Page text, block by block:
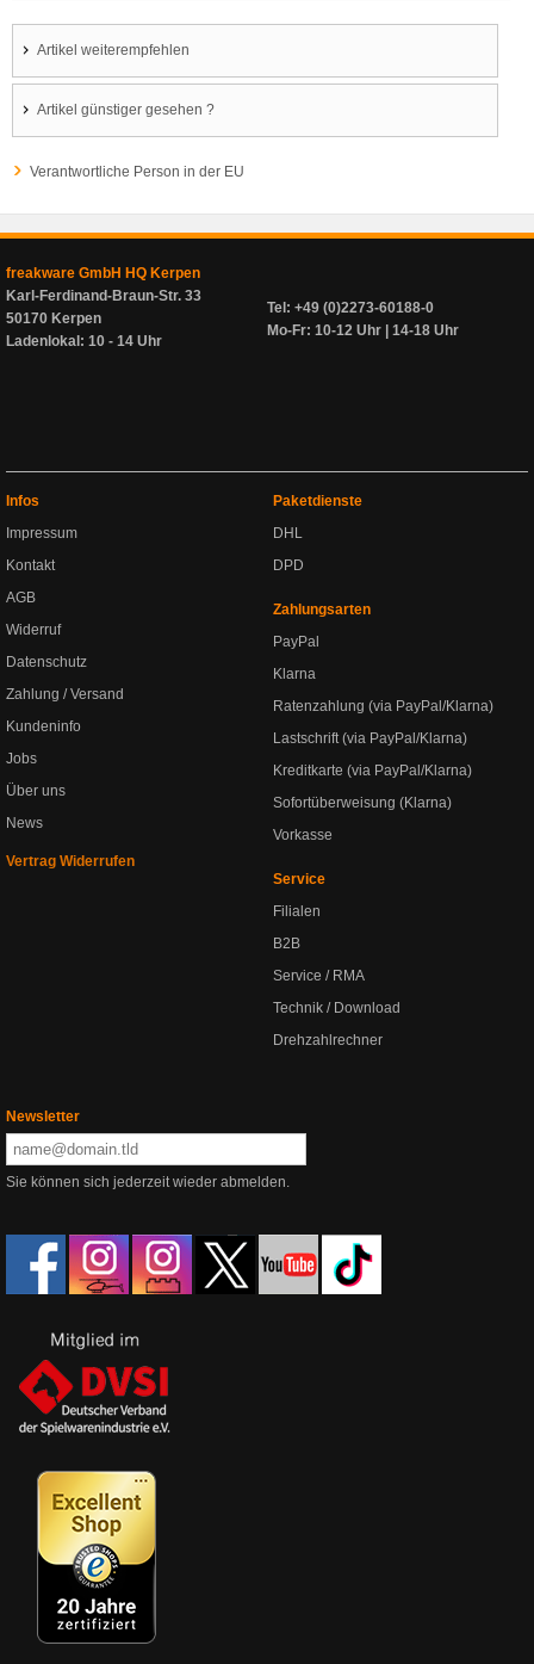
Artikel weiterempfehlen
Artikel günstiger gesehen ?
Verantwortliche Person in der EU
freakware GmbH HQ Kerpen
Karl-Ferdinand-Braun-Str. 33
50170 Kerpen
Ladenlokal: 10 - 14 Uhr
Tel: +49 (0)2273-60188-0
Mo-Fr: 10-12 Uhr | 14-18 Uhr
Infos
Impressum
Kontakt
AGB
Widerruf
Datenschutz
Zahlung / Versand
Kundeninfo
Jobs
Über uns
News
Vertrag Widerrufen
Paketdienste
DHL
DPD
Zahlungsarten
PayPal
Klarna
Ratenzahlung (via PayPal/Klarna)
Lastschrift (via PayPal/Klarna)
Kreditkarte (via PayPal/Klarna)
Sofortüberweisung (Klarna)
Vorkasse
Service
Filialen
B2B
Service / RMA
Technik / Download
Drehzahlrechner
Newsletter
Sie können sich jederzeit wieder abmelden.